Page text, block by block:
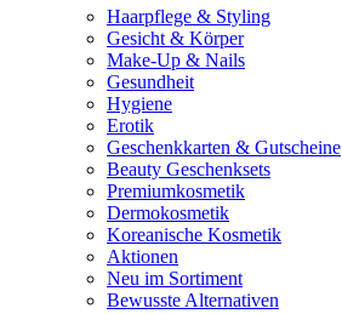
Haarpflege & Styling
Gesicht & Körper
Make-Up & Nails
Gesundheit
Hygiene
Erotik
Geschenkkarten & Gutscheine
Beauty Geschenksets
Premiumkosmetik
Dermokosmetik
Koreanische Kosmetik
Aktionen
Neu im Sortiment
Bewusste Alternativen